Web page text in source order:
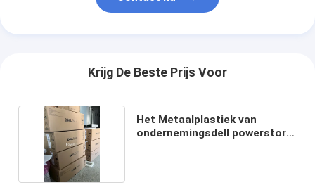
Krijg De Beste Prijs Voor
Het Metaalplastiek van
ondernemingsdell powerstore